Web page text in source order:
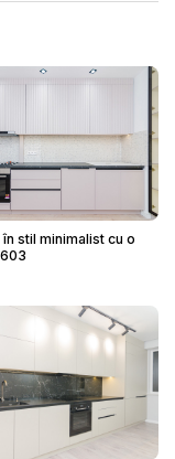
stil minimalist cu o